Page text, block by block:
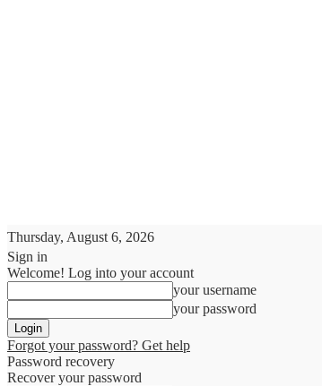
Thursday, August 6, 2026
Sign in
Welcome! Log into your account
your username
your password
Forgot your password? Get help
Password recovery
Recover your password